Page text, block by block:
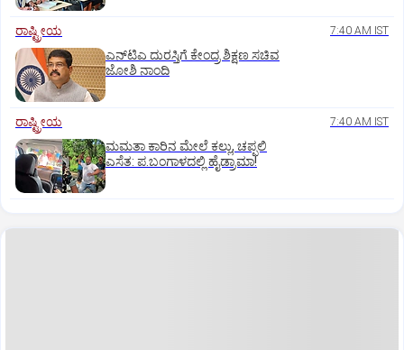
ರಾಷ್ಟ್ರೀಯ 7:40 AM IST
ಎನ್‌ಟಿಎ ದುರಸ್ತಿಗೆ ಕೇಂದ್ರ ಶಿಕ್ಷಣ ಸಚಿವ
ಜೋಶಿ ನಾಂದಿ
ರಾಷ್ಟ್ರೀಯ 7:40 AM IST
ಮಮತಾ ಕಾರಿನ ಮೇಲೆ ಕಲ್ಲು, ಚಪ್ಪಲಿ
ಎಸೆತ: ಪ.ಬಂಗಾಳದಲ್ಲಿ ಹೈಡ್ರಾಮಾ!